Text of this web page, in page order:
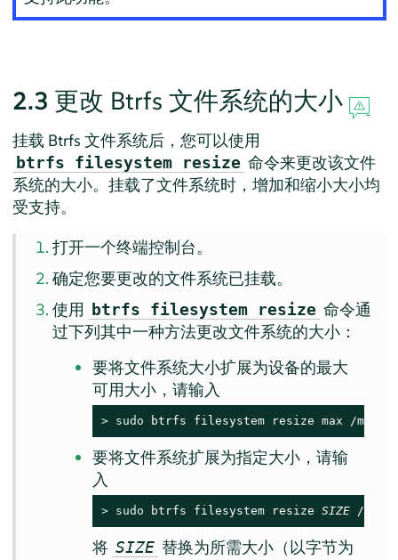
2.3 更改 Btrfs 文件系统的大小
挂载 Btrfs 文件系统后，您可以使用
btrfs filesystem resize 命令来更改该文件
系统的大小。挂载了文件系统时，增加和缩小大小均
受支持。
打开一个终端控制台。
确定您要更改的文件系统已挂载。
使用
btrfs filesystem resize 命令通
过下列其中一种方法更改文件系统的大小：
要将文件系统大小扩展为设备的最大
可用大小，请输入
> sudo btrfs filesystem resize max /mnt
要将文件系统扩展为指定大小，请输
入
> sudo btrfs filesystem resize SIZE /mnt
将 SIZE 替换为所需大小（以字节为